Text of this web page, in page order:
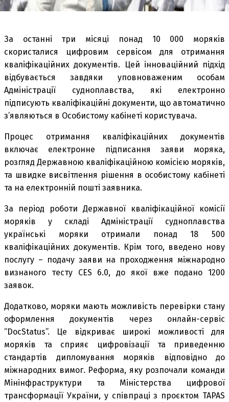
За останні три місяці понад 10 000 моряків
скористалися цифровим сервісом для отримання
кваліфікаційних документів. Цей інноваційний підхід
відбувається завдяки уповноваженим особам
Адміністрації судноплавства, які електронно
підписують кваліфікаційні документи, що автоматично
з’являються в Особистому кабінеті користувача.
Процес отримання кваліфікаційних документів
включає електронне підписання заяви моряка,
розгляд Державною кваліфікаційною комісією моряків,
та швидке висвітлення рішення в особистому кабінеті
та на електронній пошті заявника.
За період роботи Державної кваліфікаційної комісії
моряків у складі Адміністрації судноплавства
українські моряки отримали понад 18 500
кваліфікаційних документів. Крім того, введено нову
послугу – подачу заяви на проходження міжнародно
визнаного тесту CES 6.0, до якої вже подано 1200
заявок.
Додатково, моряки мають можливість перевірки стану
оформлення документів через онлайн-сервіс
“DocStatus”. Це відкриває широкі можливості для
моряків та сприяє цифровізації та приведенню
стандартів дипломування моряків відповідно до
міжнародних вимог. Реформа, яку розпочали команди
Мінінфраструктури та Міністерства цифрової
трансформації України, у співпраці з проєктом TAPAS